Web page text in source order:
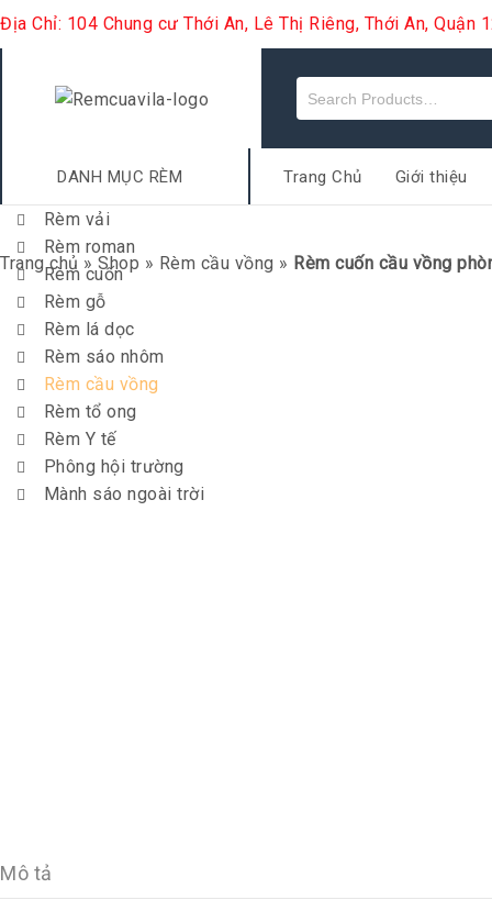
Địa Chỉ: 104 Chung cư Thới An, Lê Thị Riêng, Thới An, Quận
DANH MỤC RÈM
Rèm vải
Rèm roman
Rèm cuốn
Rèm gỗ
Rèm lá dọc
Rèm sáo nhôm
Rèm cầu vồng
Rèm tổ ong
Rèm Y tế
Phông hội trường
Mành sáo ngoài trời
Trang Chủ Giới thiệu
Trang chủ » Shop » Rèm cầu vồng » Rèm cuốn cầu vồng
Mô tả